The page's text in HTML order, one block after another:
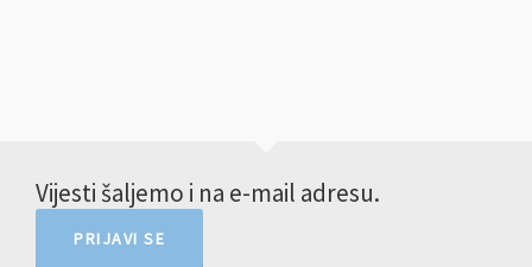
Vijesti šaljemo i na e-mail adresu.
PRIJAVI SE